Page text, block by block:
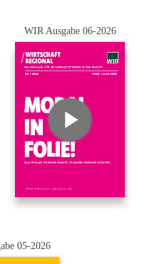
WIR Ausgabe 06-2026
05-2026